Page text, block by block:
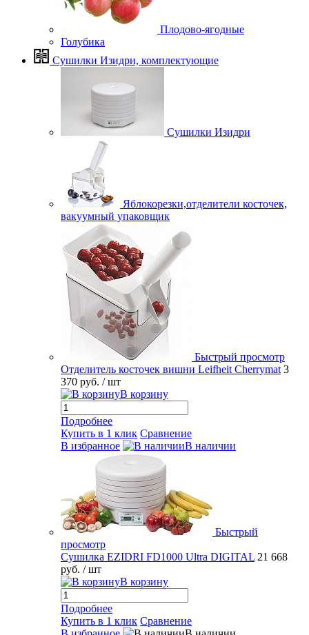
Плодово-ягодные
Голубика
Сушилки Изидри, комплектующие
Сушилки Изидри
Яблокорезки,отделители косточек,
вакуумный упаковщик
Быстрый просмотр
Отделитель косточек вишни Leifheit Cherrymat 3
370 руб. / шт
В корзину
Подробнее
Купить в 1 клик Сравнение
В избранное
В наличии
Быстрый
просмотр
Сушилка EZIDRI FD1000 Ultra DIGITAL 21 668
руб. / шт
В корзину
Подробнее
Купить в 1 клик Сравнение